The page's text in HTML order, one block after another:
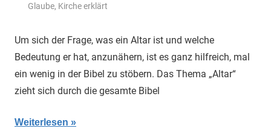
Glaube, Kirche erklärt
Um sich der Frage, was ein Altar ist und welche
Bedeutung er hat, anzunähern, ist es ganz hilfreich, mal
ein wenig in der Bibel zu stöbern. Das Thema „Altar“
zieht sich durch die gesamte Bibel
Weiterlesen